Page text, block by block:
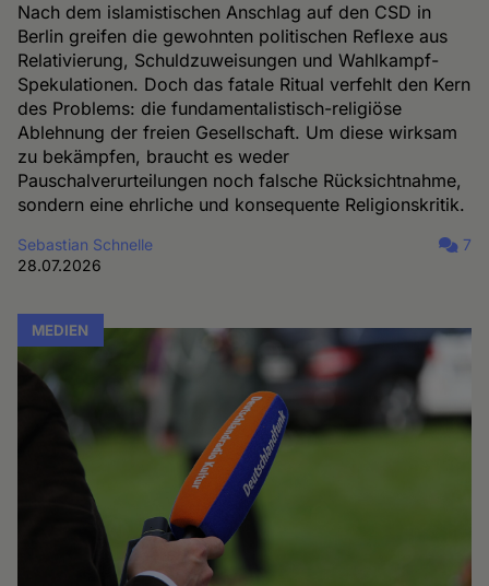
Nach dem islamistischen Anschlag auf den CSD in
Berlin greifen die gewohnten politischen Reflexe aus
Relativierung, Schuldzuweisungen und Wahlkampf-
Spekulationen. Doch das fatale Ritual verfehlt den Kern
des Problems: die fundamentalistisch-religiöse
Ablehnung der freien Gesellschaft. Um diese wirksam
zu bekämpfen, braucht es weder
Pauschalverurteilungen noch falsche Rücksichtnahme,
sondern eine ehrliche und konsequente Religionskritik.
Sebastian Schnelle
28.07.2026
7
MEDIEN